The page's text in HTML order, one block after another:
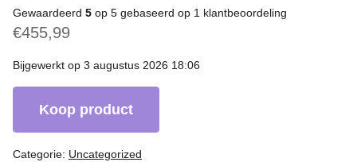
Gewaardeerd 5 op 5 gebaseerd op 1 klantbeoordeling
€455,99
Bijgewerkt op 3 augustus 2026 18:06
Koop product
Categorie: Uncategorized